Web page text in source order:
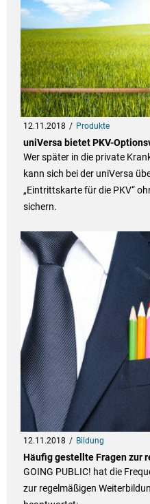
12.11.2018 Produkte
uniVersa bietet PKV-
Wer später in die private
kann sich bei der uniVersa
„Eintrittskarte für die PKV“
sichern.
12.11.2018 Bildung
Häufig gestellte Fragen zur
GOING PUBLIC! hat die
zur regelmäßigen